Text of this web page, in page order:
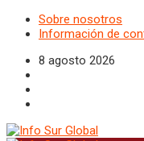
Sobre nosotros
Información de
8 agosto 2026